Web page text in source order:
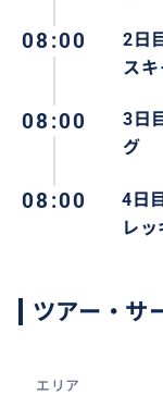
08:00
2日
スキ
08:00
3日
グ
08:00
4日
レ
ツアー・サ
エリア